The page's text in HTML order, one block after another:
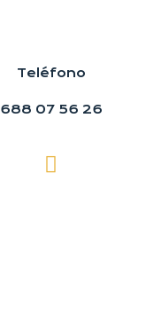
Teléfono
688 07 56 26